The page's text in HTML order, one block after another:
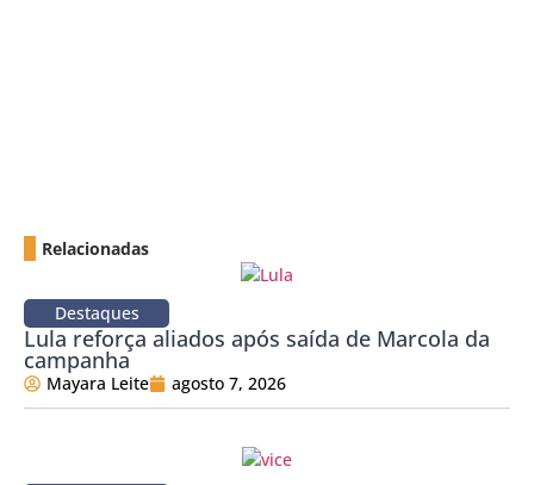
Relacionadas
Destaques
Lula reforça aliados após saída de Marcola da
campanha
Mayara Leite agosto 7, 2026